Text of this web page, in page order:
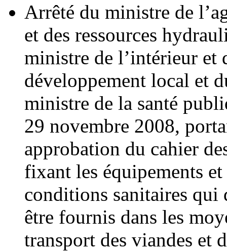
Arrêté du ministre de
et des ressources
ministre de l’intérieur et
développement local et
ministre de la santé
29 novembre 2008,
approbation du cahier
fixant les équipements et
conditions sanitaires qui
être fournis dans les
transport des viandes et